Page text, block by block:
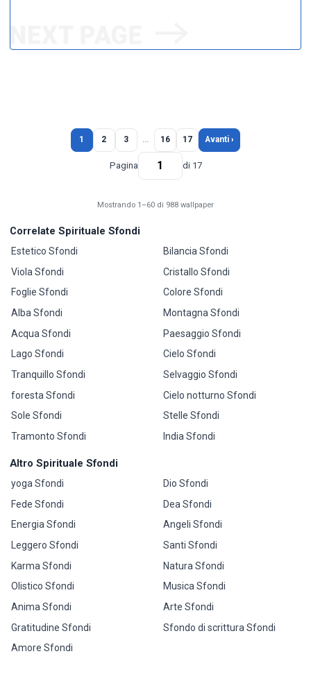
1 2 3 … 16 17 Avanti ›
Pagina di 17
Mostrando 1–60 di 988 wallpaper
Correlate Spirituale Sfondi
Estetico Sfondi
Viola Sfondi
Foglie Sfondi
Alba Sfondi
Acqua Sfondi
Lago Sfondi
Tranquillo Sfondi
foresta Sfondi
Sole Sfondi
Tramonto Sfondi
Bilancia Sfondi
Cristallo Sfondi
Colore Sfondi
Montagna Sfondi
Paesaggio Sfondi
Cielo Sfondi
Selvaggio Sfondi
Cielo notturno Sfondi
Stelle Sfondi
India Sfondi
Altro Spirituale Sfondi
yoga Sfondi
Fede Sfondi
Energia Sfondi
Leggero Sfondi
Karma Sfondi
Olistico Sfondi
Anima Sfondi
Gratitudine Sfondi
Amore Sfondi
Dio Sfondi
Dea Sfondi
Angeli Sfondi
Santi Sfondi
Natura Sfondi
Musica Sfondi
Arte Sfondi
Sfondo di scrittura Sfondi